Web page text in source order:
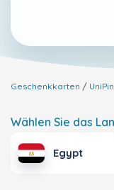
Geschenkkarten UniPin
Wählen Sie das
Egypt